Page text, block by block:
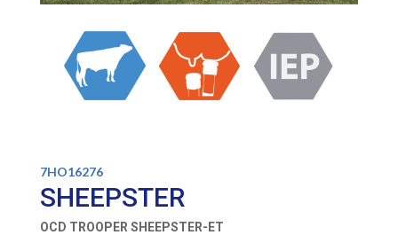
7HO16276
SHEEPSTER
OCD TROOPER SHEEPSTER-ET